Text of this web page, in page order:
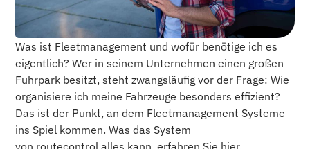
Was ist Fleetmanagement und wofür benötige ich es
eigentlich? Wer in seinem Unternehmen einen großen
Fuhrpark besitzt, steht zwangsläufig vor der Frage: Wie
organisiere ich meine Fahrzeuge besonders effizient?
Das ist der Punkt, an dem Fleetmanagement Systeme
ins Spiel kommen. Was das System